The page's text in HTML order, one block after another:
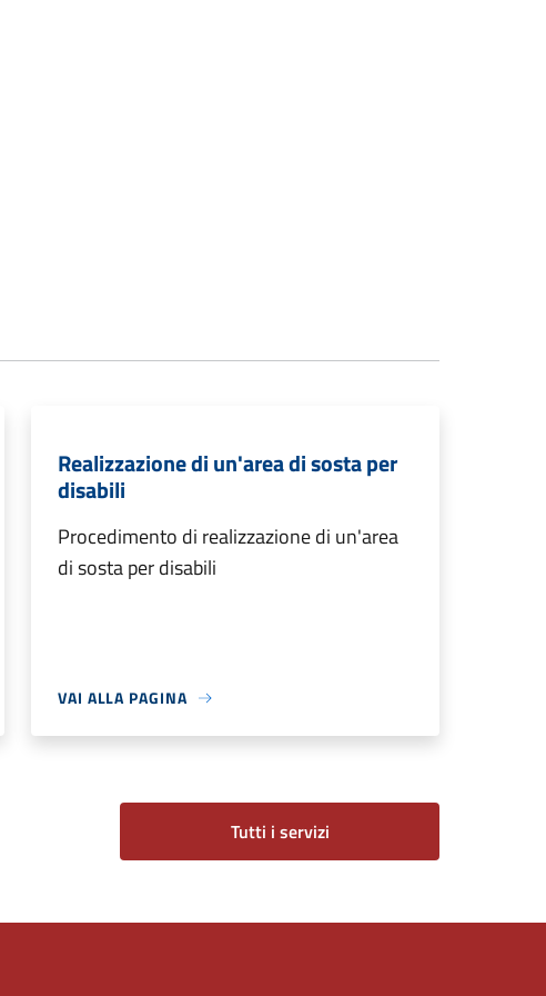
Realizzazione di un'area di sosta per
disabili
Procedimento di realizzazione di un'area
di sosta per disabili
VAI ALLA PAGINA
Tutti i servizi